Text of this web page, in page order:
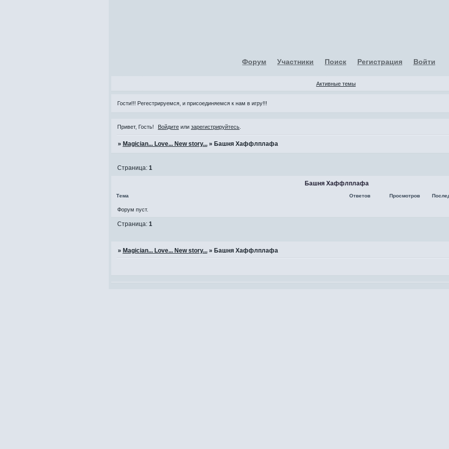
Форум Участники Поиск Регистрация Войти
Активные темы
Гости!!! Регестрируемся, и присоединяемся к нам в игру!!!
Привет, Гость! Войдите или зарегистрируйтесь
» Magician... Love... New story... » Башня Хаффлплафа
Башня Хаффлплафа
Страница: 1
Тема Ответов Просмотров
Форум пуст.
Страница: 1
» Magician... Love... New story... » Башня Хаффлплафа